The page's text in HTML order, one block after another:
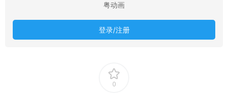
粤动画
登录/注册
0